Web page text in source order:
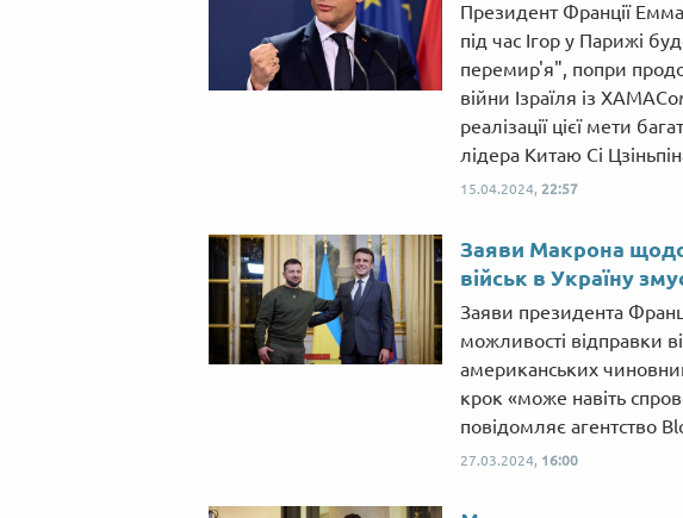
Президент Франції
під час Ігор у Парижі
перемир'я", попри
війни Ізраїля із
реалізації цієї мети
лідера Китаю Сі
15.04.2024, 22:57
Заяви Макрона
військ в Україну
Заяви президента
можливості відправки
американських
крок «може навіть
повідомляє агентство
27.03.2024, 16:00